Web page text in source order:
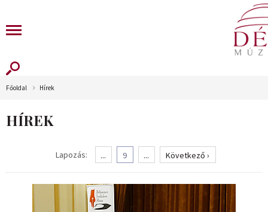
Főoldal Hírek
HÍREK
Lapozás: ... 9 ... Következő ›